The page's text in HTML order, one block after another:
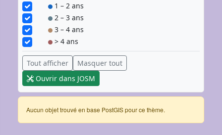
1 – 2 ans
2 – 3 ans
3 – 4 ans
> 4 ans
Tout afficher
Masquer tout
Ouvrir dans JOSM
Aucun objet trouvé en base PostGIS pour ce thème.